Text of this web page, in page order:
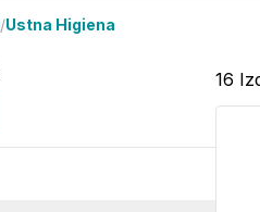
/Ustna Higiena
16